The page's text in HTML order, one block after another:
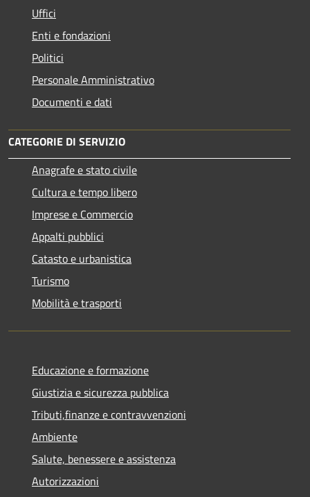
Uffici
Enti e fondazioni
Politici
Personale Amministrativo
Documenti e dati
CATEGORIE DI SERVIZIO
Anagrafe e stato civile
Cultura e tempo libero
Imprese e Commercio
Appalti pubblici
Catasto e urbanistica
Turismo
Mobilità e trasporti
Educazione e formazione
Giustizia e sicurezza pubblica
Tributi,finanze e contravvenzioni
Ambiente
Salute, benessere e assistenza
Autorizzazioni